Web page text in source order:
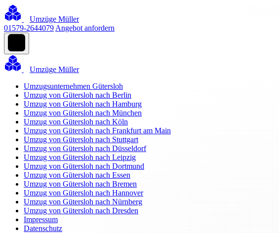
Umzüge Müller
01579-2644079 Angebot anfordern
Umzüge Müller
Umzugsunternehmen Gütersloh
Umzug von Gütersloh nach Berlin
Umzug von Gütersloh nach Hamburg
Umzug von Gütersloh nach München
Umzug von Gütersloh nach Köln
Umzug von Gütersloh nach Frankfurt am Main
Umzug von Gütersloh nach Stuttgart
Umzug von Gütersloh nach Düsseldorf
Umzug von Gütersloh nach Leipzig
Umzug von Gütersloh nach Dortmund
Umzug von Gütersloh nach Essen
Umzug von Gütersloh nach Bremen
Umzug von Gütersloh nach Hannover
Umzug von Gütersloh nach Nürnberg
Umzug von Gütersloh nach Dresden
Impressum
Datenschutz